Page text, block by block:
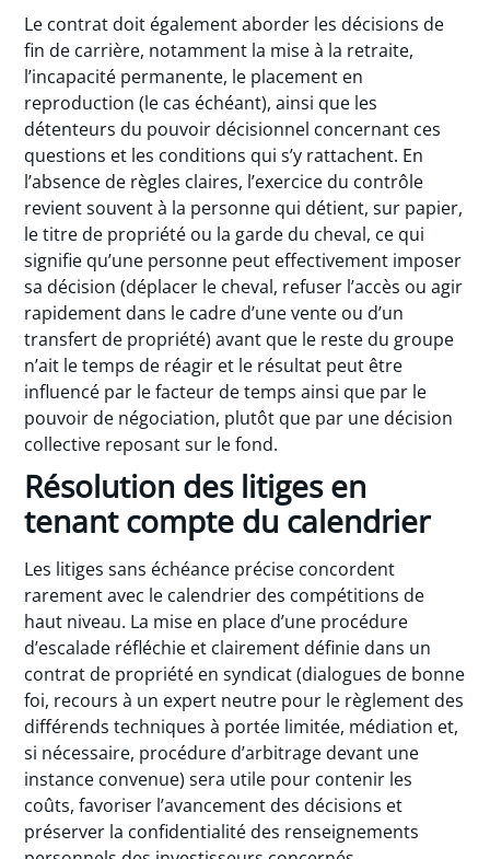
Le contrat doit également aborder les décisions de
fin de carrière, notamment la mise à la retraite,
l’incapacité permanente, le placement en
reproduction (le cas échéant), ainsi que les
détenteurs du pouvoir décisionnel concernant ces
questions et les conditions qui s’y rattachent. En
l’absence de règles claires, l’exercice du contrôle
revient souvent à la personne qui détient, sur papier,
le titre de propriété ou la garde du cheval, ce qui
signifie qu’une personne peut effectivement imposer
sa décision (déplacer le cheval, refuser l’accès ou agir
rapidement dans le cadre d’une vente ou d’un
transfert de propriété) avant que le reste du groupe
n’ait le temps de réagir et le résultat peut être
influencé par le facteur de temps ainsi que par le
pouvoir de négociation, plutôt que par une décision
collective reposant sur le fond.
Résolution des litiges en
tenant compte du calendrier
Les litiges sans échéance précise concordent
rarement avec le calendrier des compétitions de
haut niveau. La mise en place d’une procédure
d’escalade réfléchie et clairement définie dans un
contrat de propriété en syndicat (dialogues de bonne
foi, recours à un expert neutre pour le règlement des
différends techniques à portée limitée, médiation et,
si nécessaire, procédure d’arbitrage devant une
instance convenue) sera utile pour contenir les
coûts, favoriser l’avancement des décisions et
préserver la confidentialité des renseignements